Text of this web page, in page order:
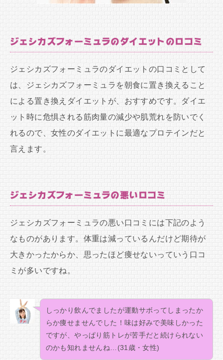
ジェシカズフォーミュラのダイエットの口コミ
ジェシカズフォーミュラのダイエットの口コミとして
は、ジェシカズフォーミュラを朝食に置き換えること
による置き換えダイエットが、おすすめです。ダイエ
ット時に危惧される筋肉量の減少や肌荒れを防いでく
れるので、女性のダイエットに最適なプロテインだと
言えます。
ジェシカズフォーミュラの悪い口コミ
ジェシカズフォーミュラの悪い口コミには下記のよう
なものがあります。体重は減っているんだけど期待が
大きかったからか、思ったほど痩せないっていう口コ
ミが多いですね。
しっかり飲んでましたが運動サボってしまったか
らか痩せませんでした！味は好みで美味しかった
ですが、やっぱり筋トレが苦手だと続けられない
のかも知れませんね…(31歳・女性)